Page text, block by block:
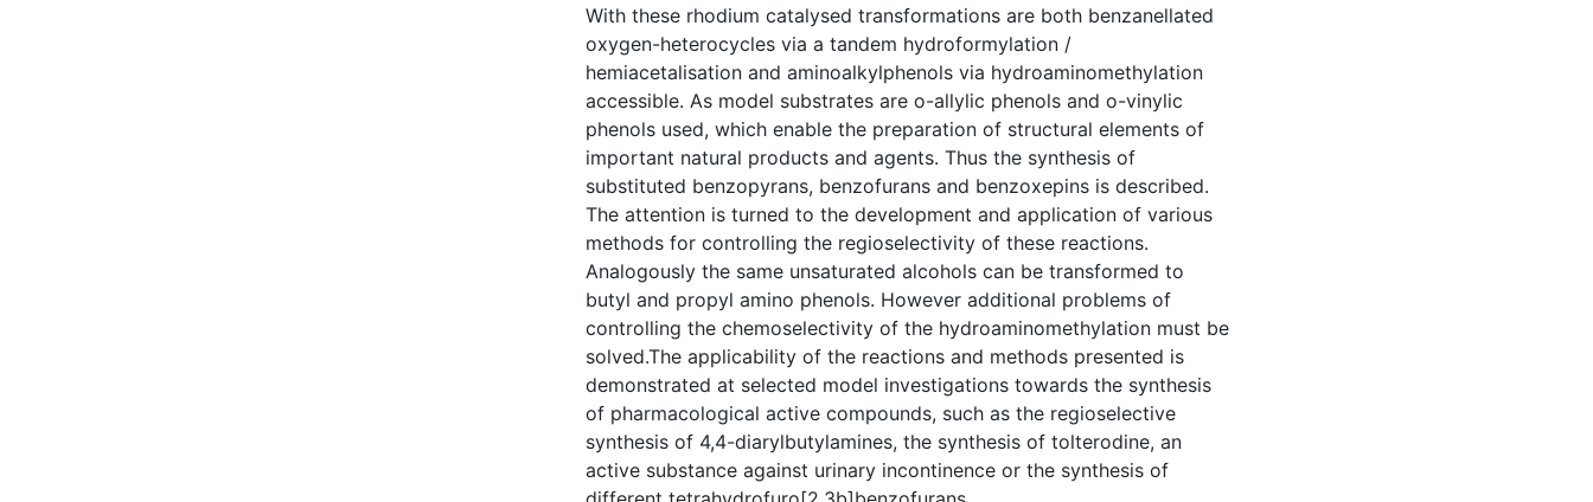
With these rhodium catalysed transformations are both benzanellated
oxygen-heterocycles via a tandem hydroformylation /
hemiacetalisation and aminoalkylphenols via hydroaminomethylation
accessible. As model substrates are o-allylic phenols and o-vinylic
phenols used, which enable the preparation of structural elements of
important natural products and agents. Thus the synthesis of
substituted benzopyrans, benzofurans and benzoxepins is described.
The attention is turned to the development and application of various
methods for controlling the regioselectivity of these reactions.
Analogously the same unsaturated alcohols can be transformed to
butyl and propyl amino phenols. However additional problems of
controlling the chemoselectivity of the hydroaminomethylation must be
solved.The applicability of the reactions and methods presented is
demonstrated at selected model investigations towards the synthesis
of pharmacological active compounds, such as the regioselective
synthesis of 4,4-diarylbutylamines, the synthesis of tolterodine, an
active substance against urinary incontinence or the synthesis of